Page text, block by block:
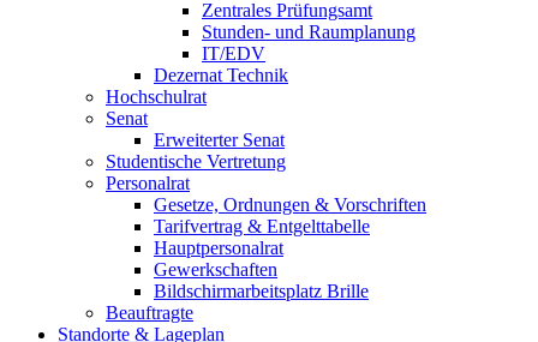
Zentrales Prüfungsamt
Stunden- und Raumplanung
IT/EDV
Dezernat Technik
Hochschulrat
Senat
Erweiterter Senat
Studentische Vertretung
Personalrat
Gesetze, Ordnungen & Vorschriften
Tarifvertrag & Entgelttabelle
Hauptpersonalrat
Gewerkschaften
Bildschirmarbeitsplatz Brille
Beauftragte
Standorte & Lageplan